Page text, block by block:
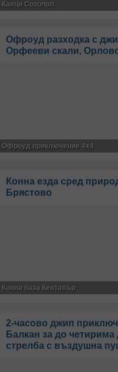
Каяци Созопол
Офроуд разходка с
Орфееви скали,
Офроуд приключение 4x4
Конна езда сред
Брястово
Конна база Кентавър
2-часово джип
Балкан за до
стрелба с въздушна